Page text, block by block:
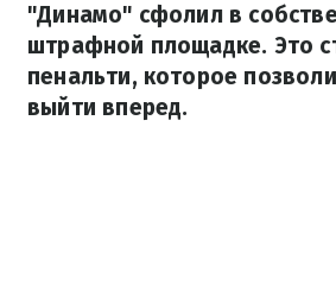
"Динамо" сфолил в
штрафной площадке. Это
пенальти, которое
выйти вперед.